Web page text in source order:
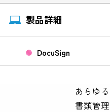
製品詳細
DocuSign
あらゆ
書類管